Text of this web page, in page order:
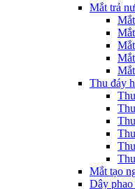
Mắt trả
Thu đáy
Mắt tạo
Dây